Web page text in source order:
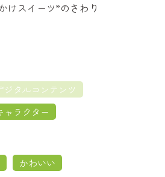
けスイーツ”のさわり
ジタルコンテンツ
ャラクター
かわいい